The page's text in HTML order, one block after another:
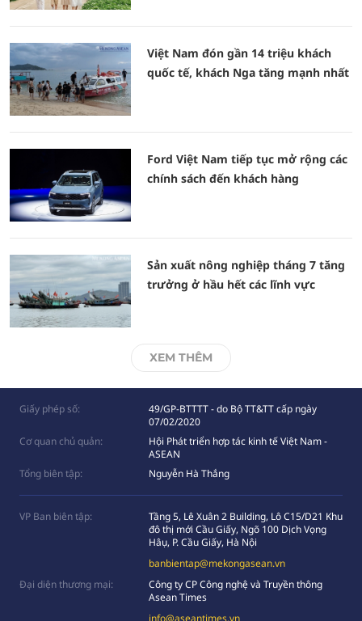
Việt Nam đón gần 14 triệu khách
quốc tế, khách Nga tăng mạnh nhất
Ford Việt Nam tiếp tục mở rộng các
chính sách đến khách hàng
Sản xuất nông nghiệp tháng 7 tăng
trưởng ở hầu hết các lĩnh vực
XEM THÊM
Giấy phép số:
49/GP-BTTTT - do Bộ TT&TT cấp ngày
07/02/2020
Cơ quan chủ quản:
Hội Phát triển hợp tác kinh tế Việt Nam -
ASEAN
Tổng biên tập:
Nguyễn Hà Thắng
VP Ban biên tập:
Tầng 5, Lê Xuân 2 Building, Lô C15/D21 Khu
đô thị mới Cầu Giấy, Ngõ 100 Dịch Vọng
Hâụ, P. Cầu Giấy, Hà Nội
banbientap@mekongasean.vn
Đại diện thương mại:
Công ty CP Công nghệ và Truyền thông
Asean Times
info@aseantimes.vn